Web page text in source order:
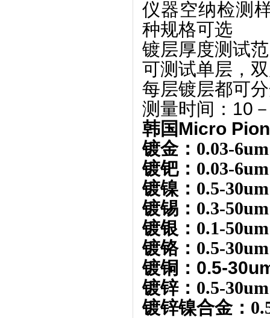
仪器空纳检测
种规格可选
镀层厚度测试
可测试单层，
每层镀层都可
测量时间：10
韩国Micro
镀金：0.03-6um
镀钯：0.03-6um
镀镍：0.5-30um
镀锡：0.3-50um
镀银：0.1-50um
镀铬：0.5-30um
镀铜：0.5-
镀锌：0.5-30um
镀锌镍合金：